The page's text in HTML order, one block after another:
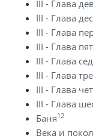
III - Глава
III - Глава
III - Глава
III - Глава
III - Глава
III - Глава
III - Глава
III - Глава
Баня12
Века и